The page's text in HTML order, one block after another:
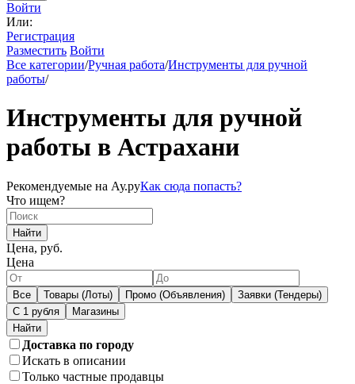
Войти
Или:
Регистрация
Разместить Войти
Все категории/Ручная работа/Инструменты для ручной
работы/
Инструменты для ручной
работы в Астрахани
Рекомендуемые на Ау.руКак сюда попасть?
Что ищем?
Найти
Цена, руб.
Цена
Все Товары (Лоты) Промо (Объявления)
Заявки (Тендеры)
С 1 рубля
Магазины
Доставка по городу
Искать в описании
Только частные продавцы